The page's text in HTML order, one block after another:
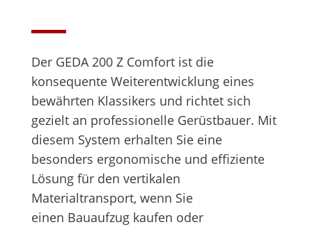
Der GEDA 200 Z Comfort ist die
konsequente Weiterentwicklung eines
bewährten Klassikers und richtet sich
gezielt an professionelle Gerüstbauer. Mit
diesem System erhalten Sie eine
besonders ergonomische und effiziente
Lösung für den vertikalen
Materialtransport, wenn Sie
einen Bauaufzug kaufen oder